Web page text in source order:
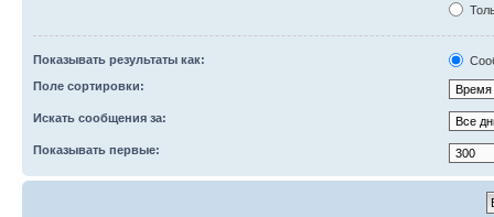
Показывать результаты как:
Поле сортировки:
Искать сообщения за:
Показывать первые: